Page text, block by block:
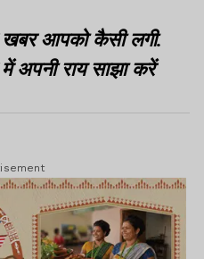
आपको कैसी लगी.
अपनी राय साझा करें